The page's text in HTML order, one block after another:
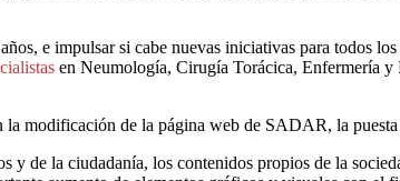
e impulsar si cabe nuevas iniciativas para todos
en Neumología, Cirugía Torácica, Enfermería
la modificación de la página web de SADAR, la puesta
de la ciudadanía, los contenidos propios de la